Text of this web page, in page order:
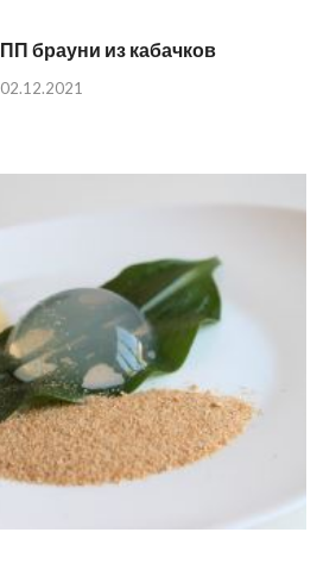
ПП брауни из кабачков
02.12.2021